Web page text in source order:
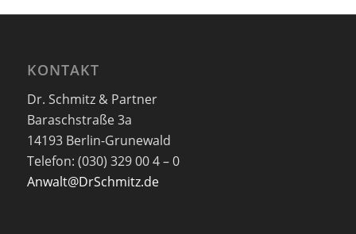
KONTAKT
Dr. Schmitz & Partner
Baraschstraße 3a
14193 Berlin-Grunewald
Telefon: (030) 329 00 4 – 0
Anwalt@DrSchmitz.de